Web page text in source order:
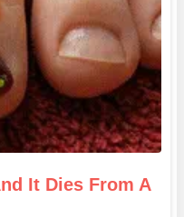
It Dies From A